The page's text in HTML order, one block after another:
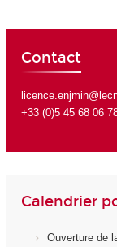
Contact
+33 (0)5 45 68 06
Calendrier
Ouverture de